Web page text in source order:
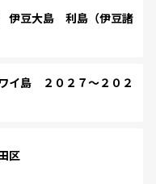
豆大島 利島（伊豆諸
島 ２０２７～２０２
区